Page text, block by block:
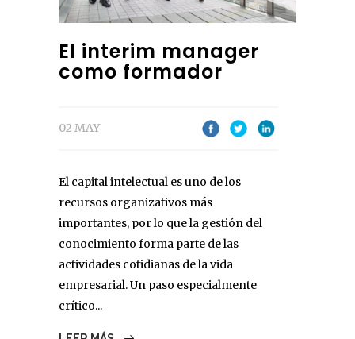
El interim manager
como formador
02 MAY
El capital intelectual es uno de los
recursos organizativos más
importantes, por lo que la gestión del
conocimiento forma parte de las
actividades cotidianas de la vida
empresarial. Un paso especialmente
crítico...